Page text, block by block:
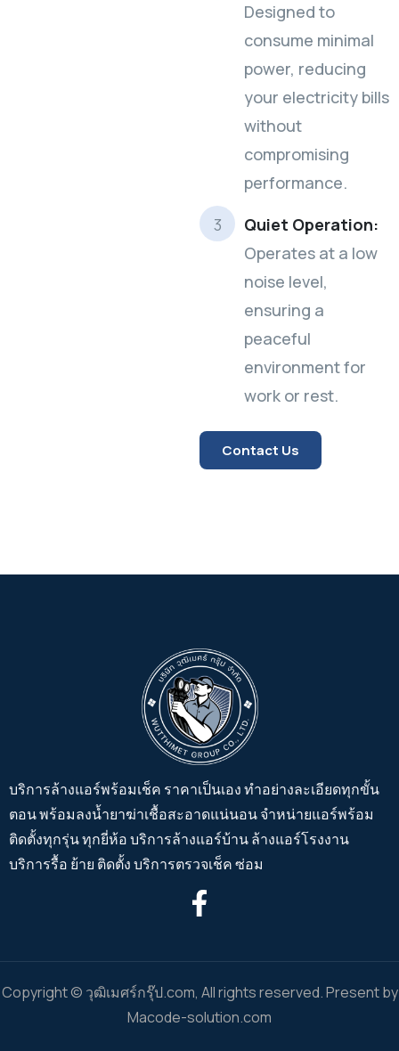
Designed to
consume minimal
power, reducing
your electricity bills
without
compromising
performance.
Quiet Operation:
Operates at a low
noise level,
ensuring a
peaceful
environment for
work or rest.
Contact Us
บริการล้างแอร์พร้อมเช็ค ราคาเป็นเอง ทำอย่างละเอียดทุกขั้น
ตอน พร้อมลงน้ำยาฆ่าเชื้อสะอาดแน่นอน จำหน่ายแอร์พร้อม
ติดตั้งทุกรุ่น ทุกยี่ห้อ บริการล้างแอร์บ้าน ล้างแอร์โรงงาน
บริการรื้อ ย้าย ติดตั้ง บริการตรวจเช็ค ซ่อม
Copyright © วุฒิเมศร์กรุ๊ป.com, All rights reserved. Present by
Macode-solution.com